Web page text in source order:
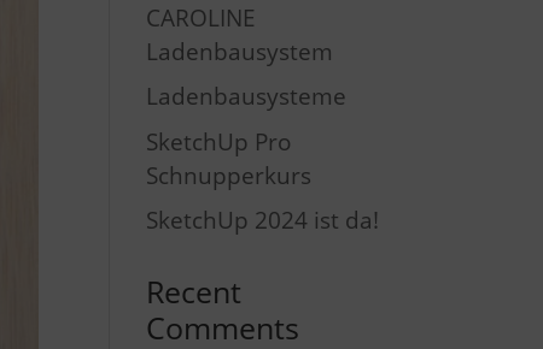
CAROLINE
Ladenbausystem
Ladenbausysteme
SketchUp Pro
Schnupperkurs
SketchUp 2024 ist da!
Recent
Comments